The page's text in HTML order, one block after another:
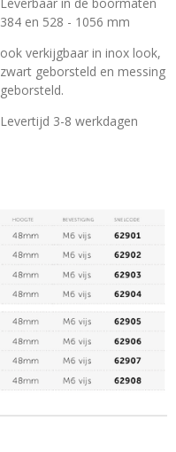
384 en 528 - 1056 mm
ook verkijgbaar in inox look,
zwart geborsteld en messing
geborsteld.
Levertijd 3-8 werkdagen